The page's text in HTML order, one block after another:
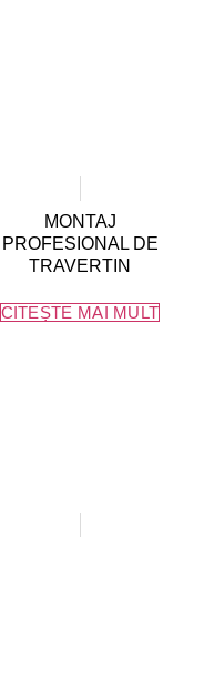
MONTAJ
PROFESIONAL DE
TRAVERTIN
CITEȘTE MAI MULT